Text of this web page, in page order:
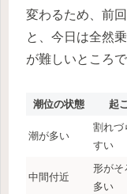
変わるため、前
と、今日は全然
が難しいところで
潮位の状態 起
潮が多い
割れづ
すい
中間付近
形がそ
多い